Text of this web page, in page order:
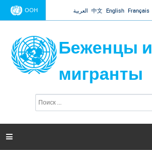
Jump to navigation
ООН العربية 中文 English Français
Беженцы и
мигранты
и
